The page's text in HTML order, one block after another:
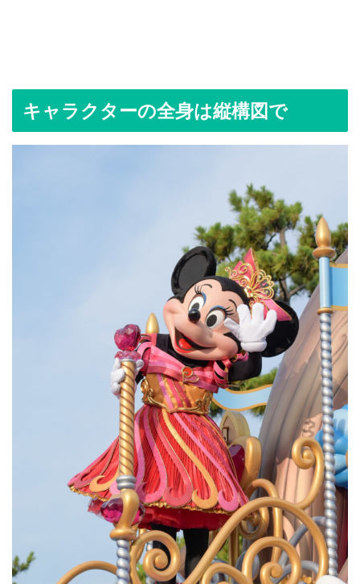
キャラクターの全身は縦構図で